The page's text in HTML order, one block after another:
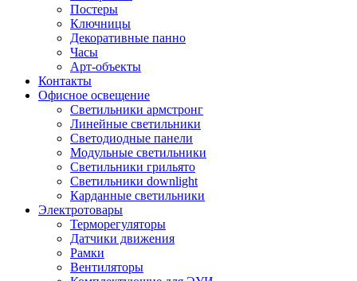
Постеры
Ключницы
Декоративные панно
Часы
Арт-объекты
Контакты
Офисное освещение
Светильники армстронг
Линейные светильники
Светодиодные панели
Модульные светильники
Светильники грильято
Светильники downlight
Карданные светильники
Электротовары
Терморегуляторы
Датчики движения
Рамки
Вентиляторы